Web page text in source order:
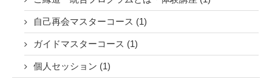
自己再会マスターコース (1)
ガイドマスターコース (1)
個人セッション (1)